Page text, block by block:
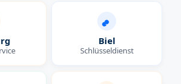
Biel
Schlüsseldienst